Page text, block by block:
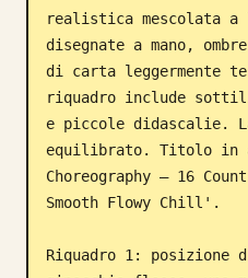
realistica mescolata
disegnate a mano,
di carta leggermente
riquadro include
e piccole didascalie.
equilibrato. Titolo in
Choreography – 16
Smooth Flowy Chill'.
Riquadro 1: posizione